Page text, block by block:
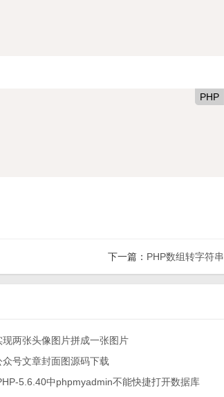
PHP
下一篇： PHP数组转字符串
现两张头像图片拼成一张图片
众号文章封面图源码下载
5.6.40中phpmyadmin不能快捷打开数据库